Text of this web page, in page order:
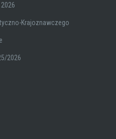
Krajoznawczego
2026